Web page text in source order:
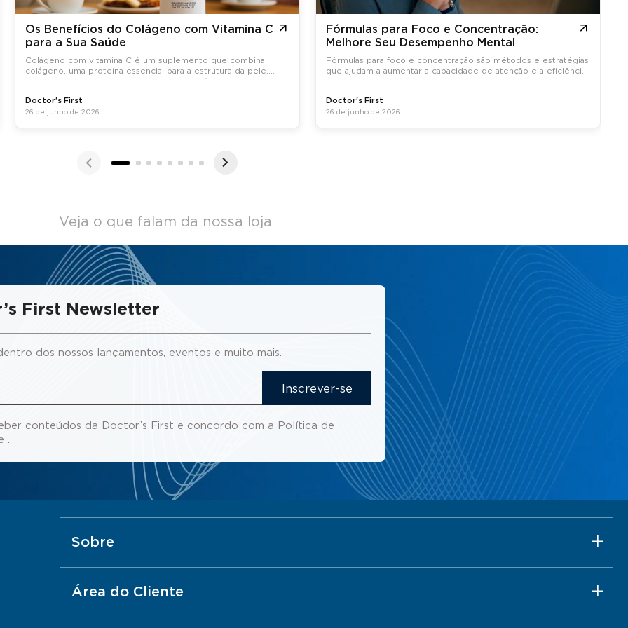
Os Benefícios do Colágeno com Vitamina C
para a Sua Saúde
Colágeno com vitamina C é um suplemento que combina
colágeno, uma proteína essencial para a estrutura da pele,
Doctor's First
26 de junho de 2026
Fórmulas para Foco e Concentração:
Melhore Seu Desempenho Mental
Fórmulas para foco e concentração são métodos e estratégias
que ajudam a aumentar a capacidade de atenção e a eficiência
Doctor's First
26 de junho de 2026
Veja o que falam da nossa loja
First Newsletter
dos nossos lançamentos, eventos e muito mais.
Inscrever-se
conteúdos da Doctor’s First e concordo com a Política de
.
Sobre
Área do Cliente